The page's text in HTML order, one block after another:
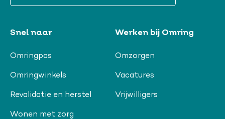
Snel naar
Omringpas
Omringwinkels
Revalidatie en herstel
Wonen met zorg
Werken bij Omring
Omzorgen
Vacatures
Vrijwilligers